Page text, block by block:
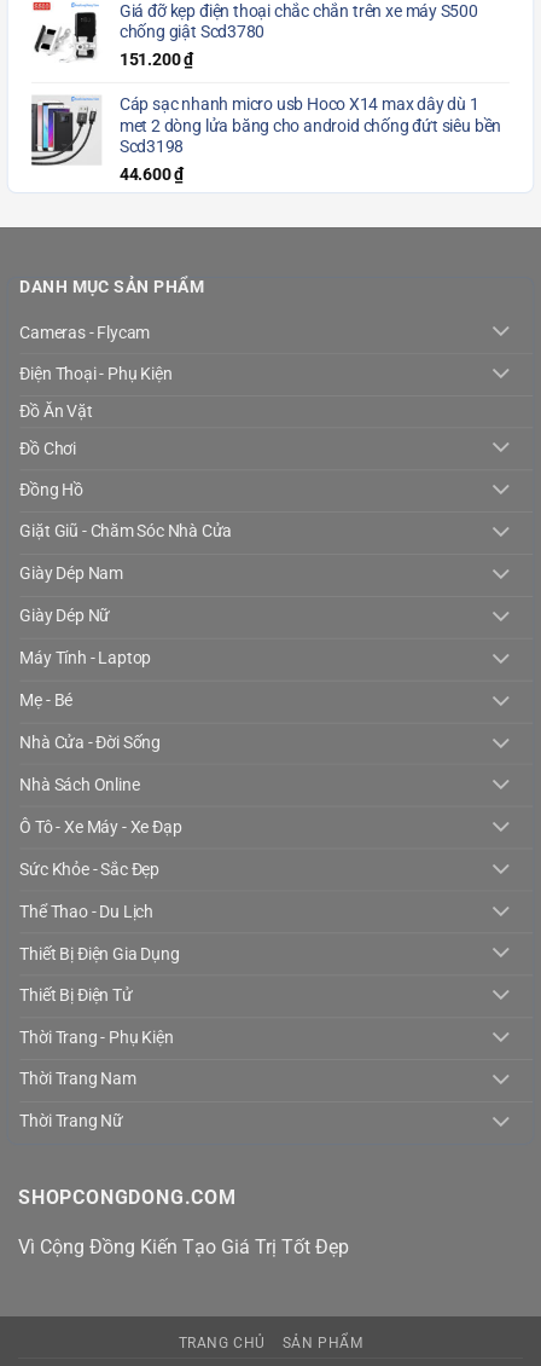
Giá đỡ kẹp điện thoại chắc chắn trên xe máy S500
chống giật Scd3780
151.200₫
Cáp sạc nhanh micro usb Hoco X14 max dây dù 1
met 2 dòng lửa băng cho android chống đứt siêu bền
Scd3198
44.600₫
DANH MỤC SẢN PHẨM
Cameras - Flycam
Điện Thoại - Phụ Kiện
Đồ Ăn Vặt
Đồ Chơi
Đồng Hồ
Giặt Giũ - Chăm Sóc Nhà Cửa
Giày Dép Nam
Giày Dép Nữ
Máy Tính - Laptop
Mẹ - Bé
Nhà Cửa - Đời Sống
Nhà Sách Online
Ô Tô - Xe Máy - Xe Đạp
Sức Khỏe - Sắc Đẹp
Thể Thao - Du Lịch
Thiết Bị Điện Gia Dụng
Thiết Bị Điện Tử
Thời Trang - Phụ Kiện
Thời Trang Nam
Thời Trang Nữ
SHOPCONGDONG.COM
Vì Cộng Đồng Kiến Tạo Giá Trị Tốt Đẹp
TRANG CHỦ SẢN PHẨM